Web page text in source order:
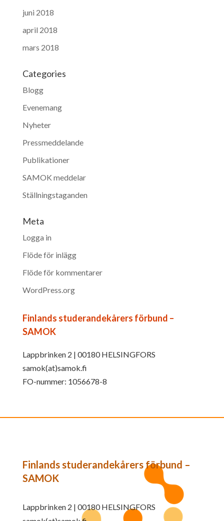
juni 2018
april 2018
mars 2018
Categories
Blogg
Evenemang
Nyheter
Pressmeddelande
Publikationer
SAMOK meddelar
Ställningstaganden
Meta
Logga in
Flöde för inlägg
Flöde för kommentarer
WordPress.org
Finlands studerandekårers förbund –
SAMOK
Lappbrinken 2 | 00180 HELSINGFORS
samok(at)samok.fi
FO-nummer: 1056678-8
Finlands studerandekårers förbund –
SAMOK
Lappbrinken 2 | 00180 HELSINGFORS